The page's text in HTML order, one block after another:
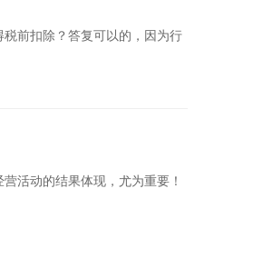
前扣除？答复可以的，因为行
活动的结果体现，尤为重要！